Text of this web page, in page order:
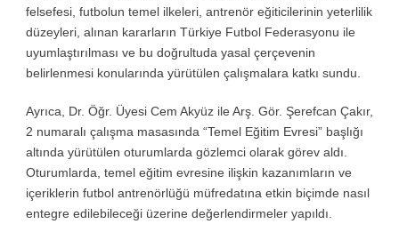
felsefesi, futbolun temel ilkeleri, antrenör eğiticilerinin yeterlilik
düzeyleri, alınan kararların Türkiye Futbol Federasyonu ile
uyumlaştırılması ve bu doğrultuda yasal çerçevenin
belirlenmesi konularında yürütülen çalışmalara katkı sundu.
Ayrıca, Dr. Öğr. Üyesi Cem Akyüz ile Arş. Gör. Şerefcan Çakır,
2 numaralı çalışma masasında “Temel Eğitim Evresi” başlığı
altında yürütülen oturumlarda gözlemci olarak görev aldı.
Oturumlarda, temel eğitim evresine ilişkin kazanımların ve
içeriklerin futbol antrenörlüğü müfredatına etkin biçimde nasıl
entegre edilebileceği üzerine değerlendirmeler yapıldı.